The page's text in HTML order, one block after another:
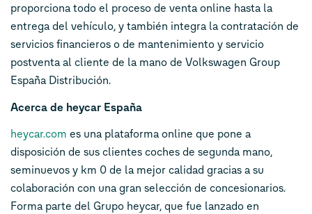
proporciona todo el proceso de venta online hasta la
entrega del vehículo, y también integra la contratación de
servicios financieros o de mantenimiento y servicio
postventa al cliente de la mano de Volkswagen Group
España Distribución.
Acerca de heycar España
heycar.com es una plataforma online que pone a
disposición de sus clientes coches de segunda mano,
seminuevos y km 0 de la mejor calidad gracias a su
colaboración con una gran selección de concesionarios.
Forma parte del Grupo heycar, que fue lanzado en